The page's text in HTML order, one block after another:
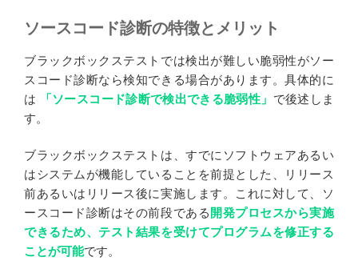
ソースコード診断の特徴とメリット
ブラックボックステストでは検出が難しい脆弱性がソー
スコード診断なら検知できる場合があります。具体的に
は
「ソースコード診断で検出できる脆弱性」 で後述しま
す。
ブラックボックステストは、すでにソフトウェアあるい
はシステムが機能していることを前提とした、リリース
前あるいはリリース後に実施します。これに対して、ソ
ースコード診断はその前段である 開発プロセスから実施
できるため、テスト結果を受けてプログラムを修正する
ことが可能です。